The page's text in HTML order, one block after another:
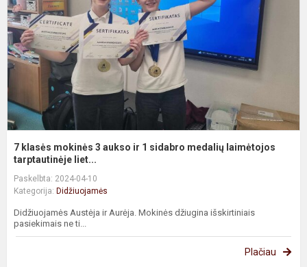
7 klasės mokinės 3 aukso ir 1 sidabro medalių laimėtojos
tarptautinėje liet...
Paskelbta: 2024-04-10
Kategorija: Didžiuojamės
Didžiuojamės Austėja ir Aurėja. Mokinės džiugina išskirtiniais
pasiekimais ne ti...
Plačiau